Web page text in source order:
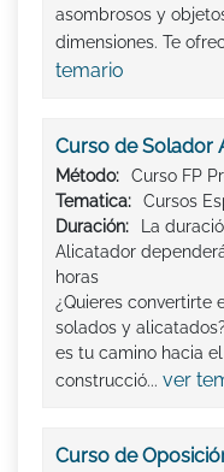
asombrosos y
dimensiones. Te
temario
Curso de Solador
Método:
Curso FP
Tematica:
Cursos
Duración:
La
Alicatador
horas
¿Quieres convertirte
solados y
es tu camino hacia
construcció... ver
Curso de